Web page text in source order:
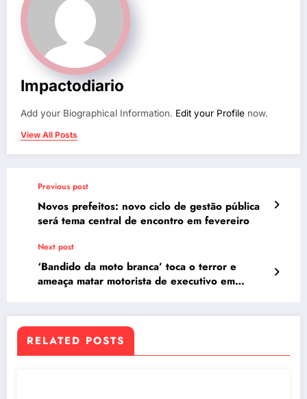
Impactodiario
Add your Biographical Information. Edit your Profile now.
View All Posts
Previous post
Novos prefeitos: novo ciclo de gestão pública
será tema central de encontro em fevereiro
Next post
‘Bandido da moto branca’ toca o terror e
ameaça matar motorista de executivo em
RELATED POSTS